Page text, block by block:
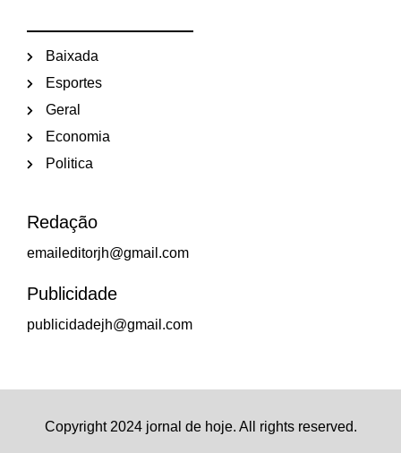
Baixada
Esportes
Geral
Economia
Politica
Redação
emaileditorjh@gmail.com
Publicidade
publicidadejh@gmail.com
Copyright 2024 jornal de hoje. All rights reserved.